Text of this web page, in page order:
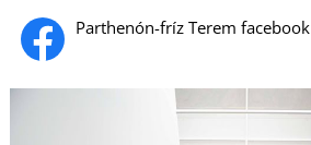
Parthenón-fríz Terem facebook